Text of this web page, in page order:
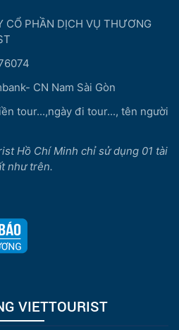
CỔ PHẦN DỊCH VỤ THƯƠNG
CN Nam Sài Gòn
tour...,ngày đi tour..., tên người
Hồ Chí Minh chỉ sử dụng 01 tài
như trên.
VIETTOURIST